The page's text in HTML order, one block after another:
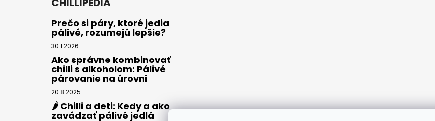
CHILLIPÉDIA
Prečo si páry, ktoré jedia
pálivé, rozumejú lepšie?
30.1.2026
Ako správne kombinovať
chilli s alkoholom: Pálivé
párovanie na úrovni
20.8.2025
🌶️ Chilli a deti: Kedy a ako
zavádzať pálivé jedlá